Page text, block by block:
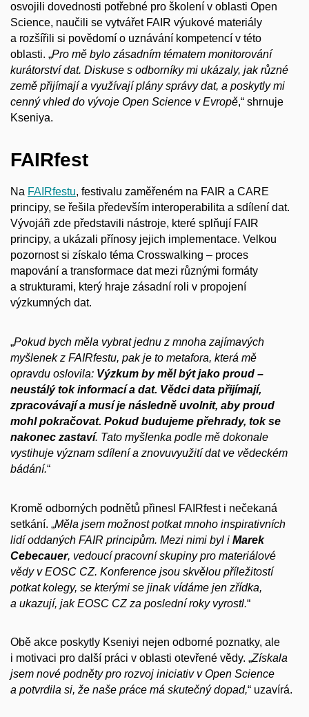
osvojili dovednosti potřebné pro školení v oblasti Open
Science, naučili se vytvářet FAIR výukové materiály
a rozšířili si povědomí o uznávání kompetencí v této
oblasti. „Pro mě bylo zásadním tématem monitorování
kurátorství dat. Diskuse s odborníky mi ukázaly, jak různé
země přijímají a využívají plány správy dat, a poskytly mi
cenný vhled do vývoje Open Science v Evropě,“ shrnuje
Kseniya.
FAIRfest
Na FAIRfestu, festivalu zaměřeném na FAIR a CARE
principy, se řešila především interoperabilita a sdílení dat.
Vývojáři zde představili nástroje, které splňují FAIR
principy, a ukázali přínosy jejich implementace. Velkou
pozornost si získalo téma Crosswalking – proces
mapování a transformace dat mezi různými formáty
a strukturami, který hraje zásadní roli v propojení
výzkumných dat.
„Pokud bych měla vybrat jednu z mnoha zajímavých
myšlenek z FAIRfestu, pak je to metafora, která mě
opravdu oslovila: Výzkum by měl být jako proud –
neustálý tok informací a dat. Vědci data přijímají,
zpracovávají a musí je následně uvolnit, aby proud
mohl pokračovat. Pokud budujeme přehrady, tok se
nakonec zastaví. Tato myšlenka podle mě dokonale
vystihuje význam sdílení a znovuvyužití dat ve vědeckém
bádání.“
Kromě odborných podnětů přinesl FAIRfest i nečekaná
setkání. „Měla jsem možnost potkat mnoho inspirativních
lidí oddaných FAIR principům. Mezi nimi byl i Marek
Cebecauer, vedoucí pracovní skupiny pro materiálové
vědy v EOSC CZ. Konference jsou skvělou příležitostí
potkat kolegy, se kterými se jinak vídáme jen zřídka,
a ukazují, jak EOSC CZ za poslední roky vyrostl.“
Obě akce poskytly Kseniyi nejen odborné poznatky, ale
i motivaci pro další práci v oblasti otevřené vědy. „Získala
jsem nové podněty pro rozvoj iniciativ v Open Science
a potvrdila si, že naše práce má skutečný dopad,“ uzavírá.